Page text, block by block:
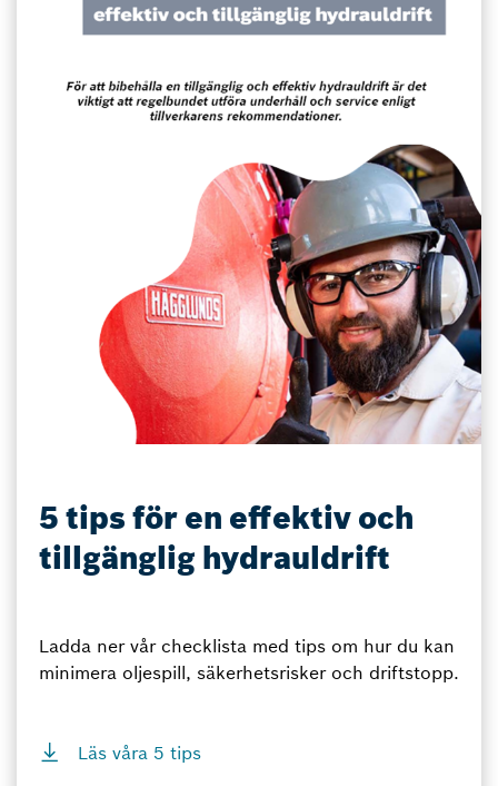
5 tips för en effektiv och
tillgänglig hydrauldrift
Ladda ner vår checklista med tips om hur du kan
minimera oljespill, säkerhetsrisker och driftstopp.
Läs våra 5 tips